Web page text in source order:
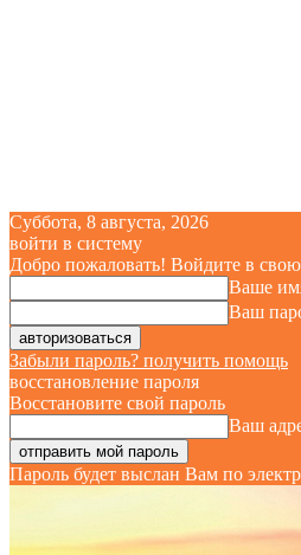
Суббота, 8 августа, 2026
войти в систему
Добро пожаловать! Войдите в
Ваше
Ваш
Забыли пароль? получить помощь
восстановление пароля
Восстановите свой пароль
Ваш
Пароль будет выслан Вам по